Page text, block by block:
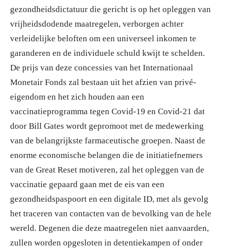
gezondheidsdictatuur die gericht is op het opleggen van
vrijheidsdodende maatregelen, verborgen achter
verleidelijke beloften om een universeel inkomen te
garanderen en de individuele schuld kwijt te schelden.
De prijs van deze concessies van het Internationaal
Monetair Fonds zal bestaan uit het afzien van privé-
eigendom en het zich houden aan een
vaccinatieprogramma tegen Covid-19 en Covid-21 dat
door Bill Gates wordt gepromoot met de medewerking
van de belangrijkste farmaceutische groepen. Naast de
enorme economische belangen die de initiatiefnemers
van de Great Reset motiveren, zal het opleggen van de
vaccinatie gepaard gaan met de eis van een
gezondheidspaspoort en een digitale ID, met als gevolg
het traceren van contacten van de bevolking van de hele
wereld. Degenen die deze maatregelen niet aanvaarden,
zullen worden opgesloten in detentiekampen of onder